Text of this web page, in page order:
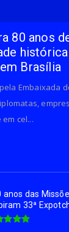
80 anos
Brasília
Embaixada
cel...
anos das
33ª